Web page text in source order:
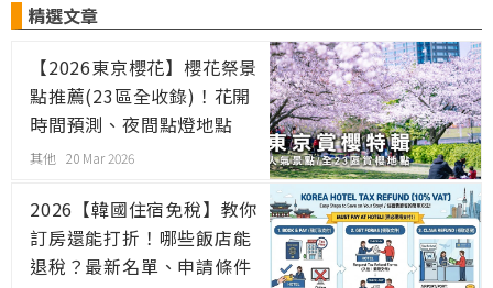
精選文章
【2026東京櫻花】櫻花祭景
點推薦(23區全收錄)！花開
時間預測、夜間點燈地點
其他 20 Mar 2026
2026【韓國住宿免稅】教你
訂房還能打折！哪些飯店能
退稅？最新名單、申請條件